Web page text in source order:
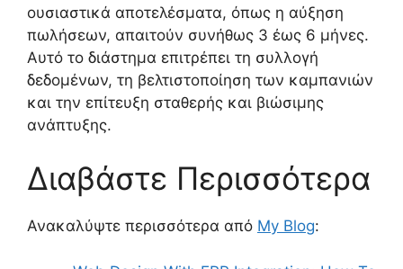
ουσιαστικά αποτελέσματα, όπως η αύξηση
πωλήσεων, απαιτούν συνήθως 3 έως 6 μήνες.
Αυτό το διάστημα επιτρέπει τη συλλογή
δεδομένων, τη βελτιστοποίηση των καμπανιών
και την επίτευξη σταθερής και βιώσιμης
ανάπτυξης.
Διαβάστε Περισσότερα
Ανακαλύψτε περισσότερα από My Blog: